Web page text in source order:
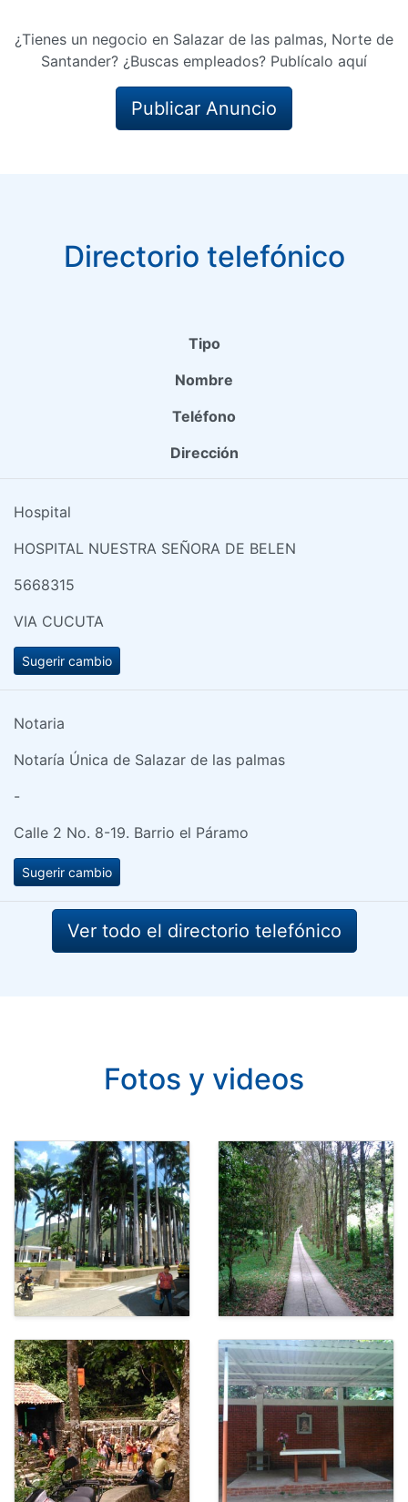
¿Tienes un negocio en Salazar de las palmas, Norte de
Santander? ¿Buscas empleados? Publícalo aquí
Publicar Anuncio
Directorio telefónico
Tipo
Nombre
Teléfono
Dirección
Hospital
HOSPITAL NUESTRA SEÑORA DE BELEN
5668315
VIA CUCUTA
Sugerir cambio
Notaria
Notaría Única de Salazar de las palmas
-
Calle 2 No. 8-19. Barrio el Páramo
Sugerir cambio
Ver todo el directorio telefónico
Fotos y videos